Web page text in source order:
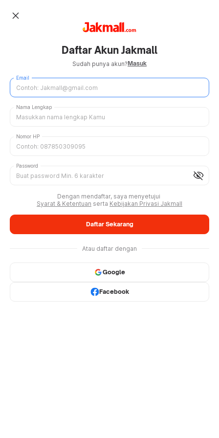
close
Daftar Akun Jakmall
Sudah punya akun?Masuk
Email
Nama Lengkap
Nomor HP
visibility_off
Password
Dengan mendaftar, saya menyetujui
Syarat & Ketentuan serta Kebijakan Privasi Jakmall
Daftar Sekarang
Atau daftar dengan
Google
Facebook